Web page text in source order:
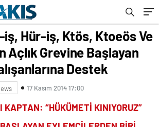
Hür-iş, Ktös, Ktoeös Ve
Açlık Grevine Başlayan
Destek
17 Kasım 2014 17:00
KAPTAN: “HÜKÜMETİ KINIYORUZ”